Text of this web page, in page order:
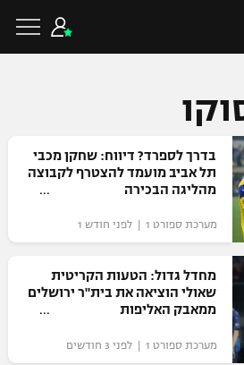
בדרך לספרד? דיווח: שחקן מכבי
תל אביב מועמד להצטרף לקבוצה
מהליגה הבכירה
מערכת ספורט 1 | לפני חודש 1
מחדל גדול: הטעות הקריטית
שאולי הוציאה את בית"ר ירושלים
ממאבק האליפות
מערכת ספורט 1 | לפני 3 חודשים